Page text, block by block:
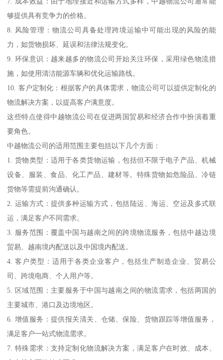
够提供具有竞争力的价格。
8. 风险管理：物流公司具备处理跨境运输中可能出现的风险的能
力，如货物损坏、延误和法律法规变化。
9. 环保意识：越来越多的物流公司开始关注环保，采用绿色物流措
施，如使用清洁能源车辆和优化运输路线。
10. 客户定制化：根据客户的具体需求，物流公司可以提供定制化的
物流解决方案，以提高客户满意度。
这些特点使得中越物流公司在促进两国贸易和经济合作中扮演着重
要角色。
中越物流公司的适用范围主要包括以下几个方面：
1. 货物类型：适用于各类货物运输，包括但不限于电子产品、机械
设备、服装、食品、化工产品、建材等。特殊货物如危险品、冷链
货物等需提前沟通确认。
2. 运输方式：提供多种运输方式，包括陆运、海运、空运及多式联
运，满足客户不同需求。
3. 服务范围：覆盖中国与越南之间的跨境物流服务，包括中越边境
贸易、越南境内配送以及中国境内配送。
4. 客户类型：适用于各类企业客户，包括生产制造企业、贸易公
司、跨境电商、个人用户等。
5. 区域范围：主要服务于中国与越南之间的物流需求，包括两国的
主要城市、港口及边境地区。
6. 增值服务：提供报关清关、仓储、保险、货物跟踪等增值服务，
满足客户一站式物流需求。
7. 特殊需求：支持定制化物流解决方案，满足客户在时效、成本、